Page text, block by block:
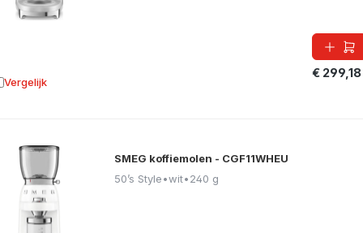
€ 299,18
Vergelijk aan vergelijking
SMEG koffiemolen - CGF11WHEU
50’s Style•wit•240 g